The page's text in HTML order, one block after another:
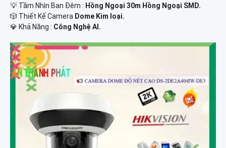
💡 Tầm Nhìn Ban Đêm : Hồng Ngoại 30m Hồng Ngoại SMD.
🎲 Thiết Kế Camera Dome Kim loại.
️💎 Khả Năng : Công Nghệ AI.